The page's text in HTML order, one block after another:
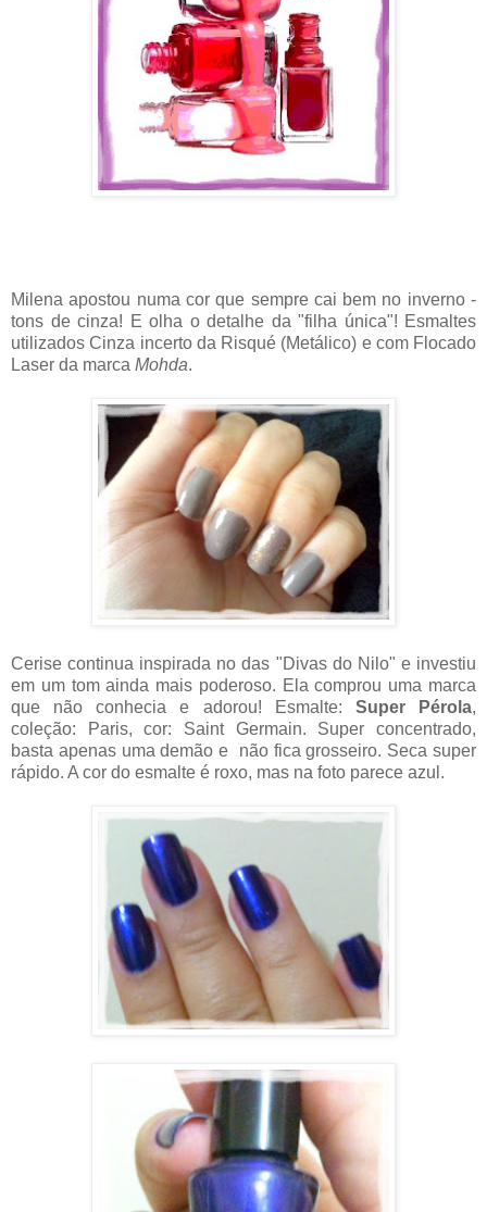
Milena apostou numa cor que sempre cai bem no inverno -
tons de cinza! E olha o detalhe da "filha única"! Esmaltes
utilizados Cinza incerto da Risqué (Metálico) e com Flocado
Laser da marca Mohda.
Cerise continua inspirada no das "Divas do Nilo" e investiu
em um tom ainda mais poderoso. Ela comprou uma marca
que não conhecia e adorou! Esmalte: Super Pérola,
coleção: Paris, cor: Saint Germain. Super concentrado,
basta apenas uma demão e não fica grosseiro. Seca super
rápido. A cor do esmalte é roxo, mas na foto parece azul.